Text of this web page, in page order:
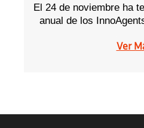
El 24 de noviembre ha
anual de los
Ver